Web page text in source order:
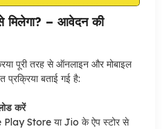
– आवेदन की
पूरी तरह से ऑनलाइन और मोबाइल
प्रक्रिया बताई गई है:
करें
Store या Jio के ऐप स्टोर से